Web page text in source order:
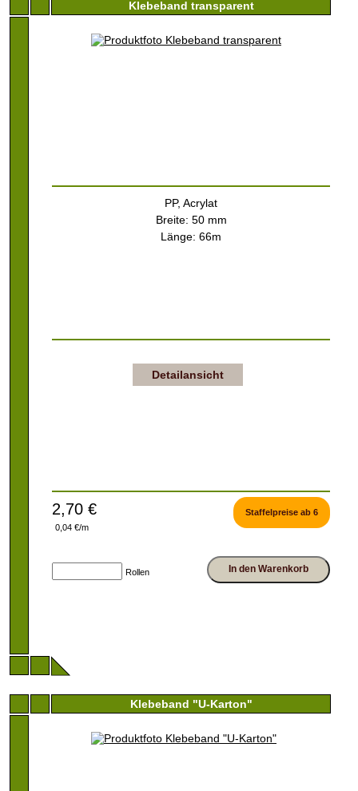
Klebeband transparent
PP, Acrylat
Breite: 50 mm
Länge: 66m
Detailansicht
2,70 €
0,04 €/m
Staffelpreise ab 6
Rollen In den Warenkorb
Klebeband "U-Karton"